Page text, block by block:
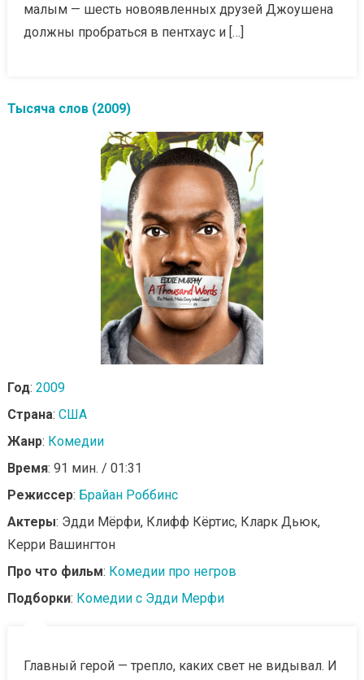
малым — шесть новоявленных друзей Джоушена
должны пробраться в пентхаус и […]
Тысяча слов (2009)
Год: 2009
Страна: США
Жанр: Комедии
Время: 91 мин. / 01:31
Режиссер: Брайан Роббинс
Актеры: Эдди Мёрфи, Клифф Кёртис, Кларк Дьюк,
Керри Вашингтон
Про что фильм: Комедии про негров
Подборки: Комедии с Эдди Мерфи
Главный герой — трепло, каких свет не видывал. И